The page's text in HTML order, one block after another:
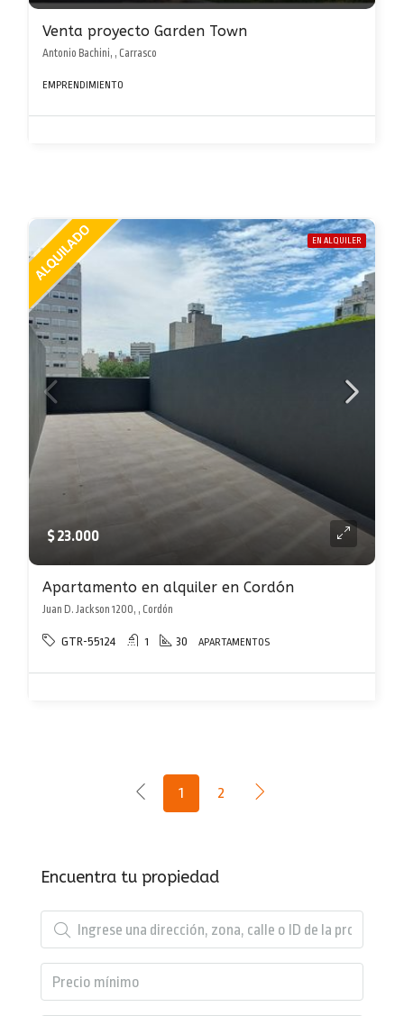
Venta proyecto Garden Town
Antonio Bachini, , Carrasco
EMPRENDIMIENTO
EN ALQUILER
$ 23.000
Apartamento en alquiler en Cordón
Juan D. Jackson 1200, , Cordón
GTR-55124 1 30 APARTAMENTOS
1 2
Encuentra tu propiedad